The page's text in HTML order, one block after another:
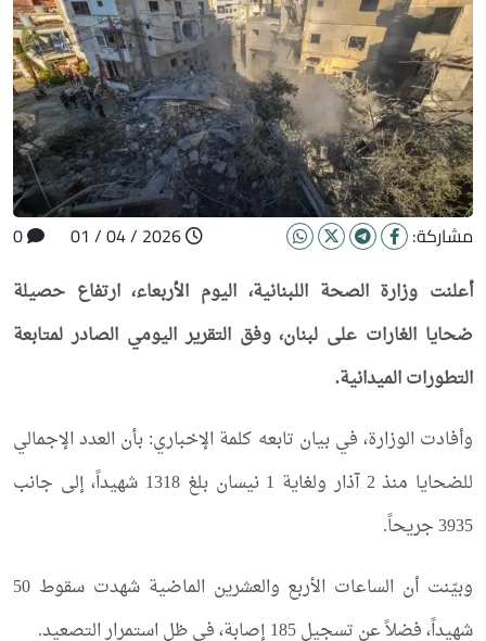
مشاركة:
أعلنت وزارة الصحة اللبنانية، اليوم الأربعاء، ارتفاع حصيلة
ضحايا الغارات على لبنان، وفق التقرير اليومي الصادر لمتابعة
التطورات الميدانية.
وأفادت الوزارة، في بيان تابعه كلمة الإخباري: بأن العدد الإجمالي
للضحايا منذ 2 آذار ولغاية 1 نيسان بلغ 1318 شهيداً، إلى جانب
3935 جريحاً.
وبيّنت أن الساعات الأربع والعشرين الماضية شهدت سقوط 50
شهيداً، فضلاً عن تسجيل 185 إصابة، في ظل استمرار التصعيد.